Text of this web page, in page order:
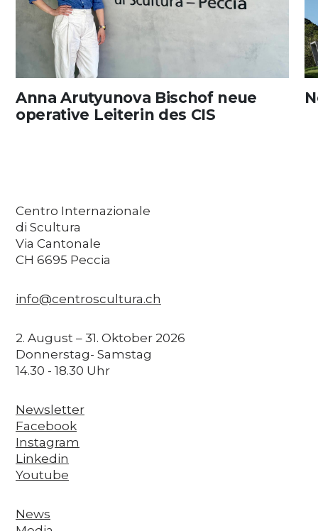
Anna Arutyunova Bischof neue
operative Leiterin des CIS
Centro Internazionale
di Scultura
Via Cantonale
CH 6695 Peccia
info@centroscultura.ch
2. August – 31. Oktober 2026
Donnerstag- Samstag
14.30 - 18.30 Uhr
Newsletter
Facebook
Instagram
Linkedin
Youtube
News